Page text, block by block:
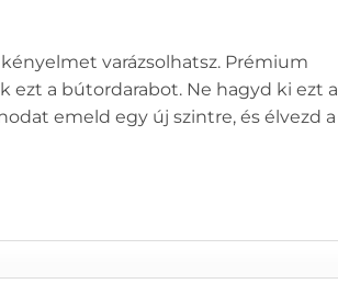
varázsolhatsz. Prémium
ezt a bútordarabot. Ne hagyd ki ezt a
emeld egy új szintre, és élvezd a